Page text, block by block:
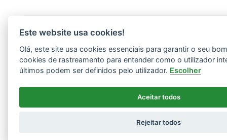
Este website usa cookies!
Olá, este site usa cookies essenciais para garantir o seu
cookies de rastreamento para entender como o utilizador
últimos podem ser definidos pelo utilizador. Escolher
Aceitar todos
Rejeitar todos